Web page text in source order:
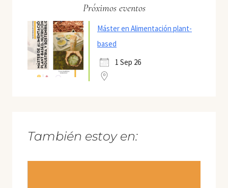
Próximos eventos
Máster en Alimentación plant-
based
1 Sep 26
También estoy en: